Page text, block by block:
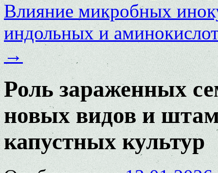
Влияние микробных
индольных и аминокислот
→
Роль зараженных
новых видов и
капустных культур